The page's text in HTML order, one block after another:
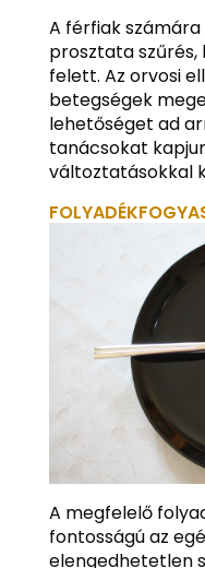
A férfiak
prosztata szűrés,
felett. Az orvosi
betegségek
lehetőséget ad
tanácsokat
változtatásokkal
A megfelelő
fontosságú az
elengedhetetlen